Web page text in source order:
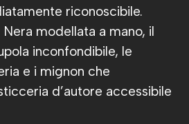
riconoscibile.
modellata a mano, il
inconfondibile, le
e i mignon che
d’autore accessibile